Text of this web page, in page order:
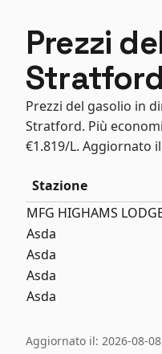
Prezzi
Stratford
Prezzi del gasolio in
Stratford. Più
€1.819/L. Aggiornato
Stazione
MFG HIGHAMS
Asda
Asda
Asda
Asda
Aggiornato il: 2026-08-08